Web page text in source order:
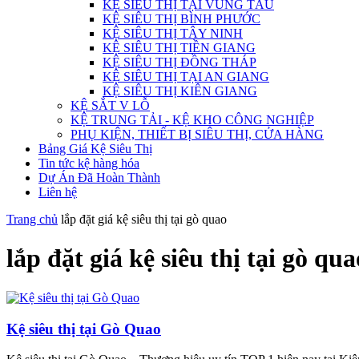
KỆ SIÊU THỊ TẠI VŨNG TÀU
KỆ SIÊU THỊ BÌNH PHƯỚC
KỆ SIÊU THỊ TÂY NINH
KỆ SIÊU THỊ TIỀN GIANG
KỆ SIÊU THỊ ĐỒNG THÁP
KỆ SIÊU THỊ TẠI AN GIANG
KỆ SIÊU THỊ KIÊN GIANG
KỆ SẮT V LỖ
KỆ TRUNG TẢI - KỆ KHO CÔNG NGHIỆP
PHỤ KIỆN, THIẾT BỊ SIÊU THỊ, CỬA HÀNG
Bảng Giá Kệ Siêu Thị
Tin tức kệ hàng hóa
Dự Án Đã Hoàn Thành
Liên hệ
Trang chủ lắp đặt giá kệ siêu thị tại gò quao
lắp đặt giá kệ siêu thị tại gò
Kệ siêu thị tại Gò Quao